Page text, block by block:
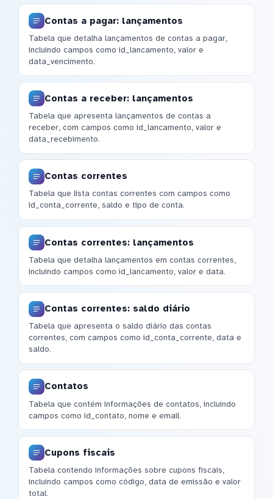
Contas a pagar: lançamentos
Tabela que detalha lançamentos de contas a pagar,
incluindo campos como id_lancamento, valor e
data_vencimento.
Contas a receber: lançamentos
Tabela que apresenta lançamentos de contas a
receber, com campos como id_lancamento, valor e
data_recebimento.
Contas correntes
Tabela que lista contas correntes com campos como
id_conta_corrente, saldo e tipo de conta.
Contas correntes: lançamentos
Tabela que detalha lançamentos em contas correntes,
incluindo campos como id_lancamento, valor e data.
Contas correntes: saldo diário
Tabela que apresenta o saldo diário das contas
correntes, com campos como id_conta_corrente, data e
saldo.
Contatos
Tabela que contém informações de contatos, incluindo
campos como id_contato, nome e email.
Cupons fiscais
Tabela contendo informações sobre cupons fiscais,
incluindo campos como código, data de emissão e valor
total.